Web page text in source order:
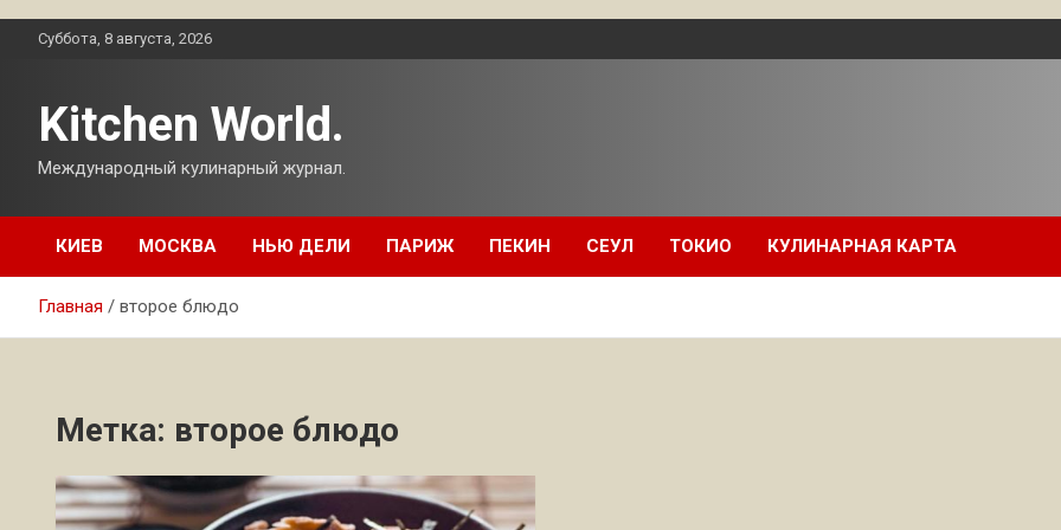
ПерейтиСуббота, 8 августа, 2026
Kitchen World.
Международный кулинарный журнал.
КИЕВ МОСКВА НЬЮ ДЕЛИ ПАРИЖ ПЕКИН СЕУЛ ТОКИО КУЛИНАРНАЯ КАРТА
Главная второе блюдо
Метка: второе блюдо